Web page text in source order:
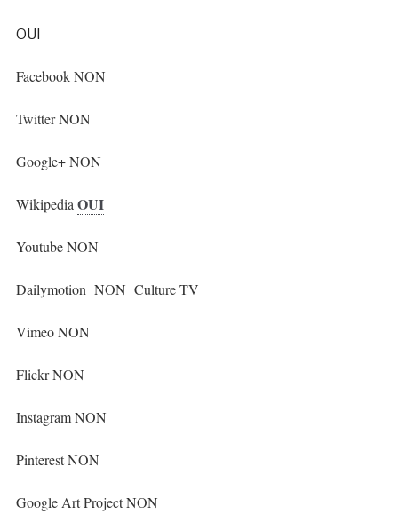
OUI
Facebook NON
Twitter NON
Google+ NON
WikipediaOUI
Youtube NON
Dailymotion NON Culture TV
Vimeo NON
Flickr NON
Instagram NON
Pinterest NON
Google Art Project NON